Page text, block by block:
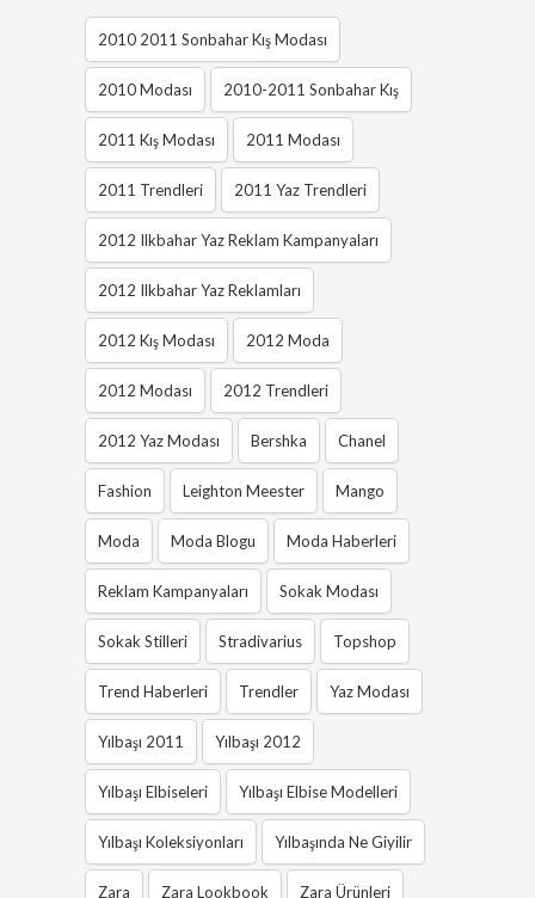
2010 2011 Sonbahar Kış Modası
2010 Modası 2010-2011 Sonbahar Kış
2011 Kış Modası 2011 Modası
2011 Trendleri 2011 Yaz Trendleri
2012 Ilkbahar Yaz Reklam Kampanyaları
2012 Ilkbahar Yaz Reklamları
2012 Kış Modası 2012 Moda
2012 Modası 2012 Trendleri
2012 Yaz Modası Bershka Chanel
Fashion Leighton Meester Mango
Moda Moda Blogu Moda Haberleri
Reklam Kampanyaları Sokak Modası
Sokak Stilleri Stradivarius Topshop
Trend Haberleri Trendler Yaz Modası
Yılbaşı 2011 Yılbaşı 2012
Yılbaşı Elbiseleri Yılbaşı Elbise Modelleri
Yılbaşı Koleksiyonları Yılbaşında Ne Giyilir
Zara Zara Lookbook Zara Ürünleri